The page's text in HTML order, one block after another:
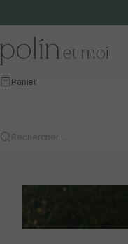
Polín et moi
Panier
Rechercher…